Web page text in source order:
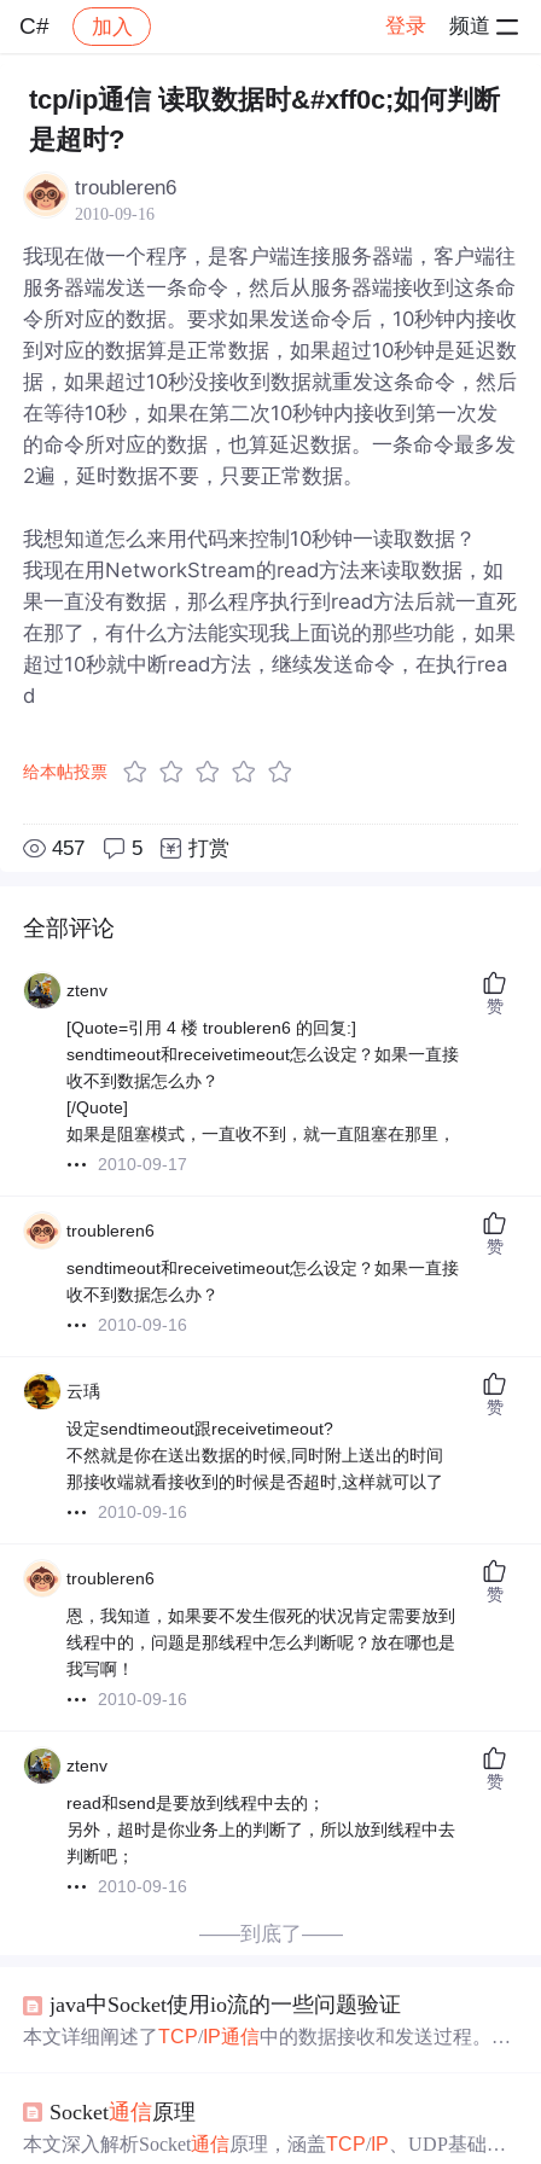
C# 加入 登录 频道
社区 C# 帖子详情
tcp/ip通信 读取数据时&#xff0c;如何判断
是超时?
troubleren6
2010-09-16
我现在做一个程序，是客户端连接服务器端，客户端往
服务器端发送一条命令，然后从服务器端接收到这条命
令所对应的数据。要求如果发送命令后，10秒钟内接收
到对应的数据算是正常数据，如果超过10秒钟是延迟数
据，如果超过10秒没接收到数据就重发这条命令，然后
在等待10秒，如果在第二次10秒钟内接收到第一次发
的命令所对应的数据，也算延迟数据。一条命令最多发
2遍，延时数据不要，只要正常数据。
我想知道怎么来用代码来控制10秒钟一读取数据？
我现在用NetworkStream的read方法来读取数据，如
果一直没有数据，那么程序执行到read方法后就一直死
在那了，有什么方法能实现我上面说的那些功能，如果
超过10秒就中断read方法，继续发送命令，在执行rea
d
给本帖投票
457 5 打赏
全部评论
ztenv
[Quote=引用 4 楼 troubleren6 的回复:]
sendtimeout和receivetimeout怎么设定？如果一直接
收不到数据怎么办？
[/Quote]
如果是阻塞模式，一直收不到，就一直阻塞在那里，
2010-09-17
赞
troubleren6
sendtimeout和receivetimeout怎么设定？如果一直接
收不到数据怎么办？
2010-09-16
赞
云瑀
设定sendtimeout跟receivetimeout?
不然就是你在送出数据的时候,同时附上送出的时间
那接收端就看接收到的时候是否超时,这样就可以了
2010-09-16
赞
troubleren6
恩，我知道，如果要不发生假死的状况肯定需要放到
线程中的，问题是那线程中怎么判断呢？放在哪也是
我写啊！
2010-09-16
赞
ztenv
read和send是要放到线程中去的；
另外，超时是你业务上的判断了，所以放到线程中去
判断吧；
2010-09-16
赞
——到底了——
java中Socket使用io流的一些问题验证
本文详细阐述了TCP/IP通信中的数据接收和发送过程。讲
数据时需要注意的事项，如数据拼接和断开连接的
Socket通信原理
本文深入解析Socket通信原理，涵盖TCP/IP 、UDP基础知